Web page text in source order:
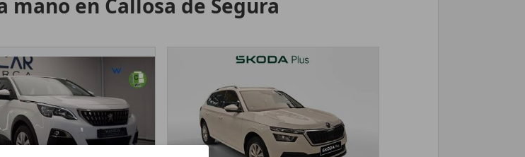
mano en Callosa de Segura